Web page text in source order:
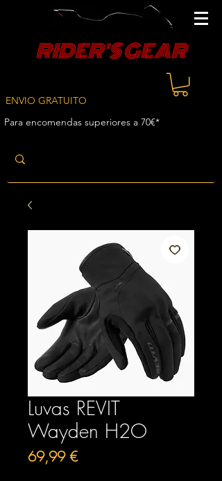
RIDER'S GEAR
ENVIO GRATUITO
Para encomendas superiores a 70€*
Luvas REVIT
Wayden H2O
69,99 €Preço